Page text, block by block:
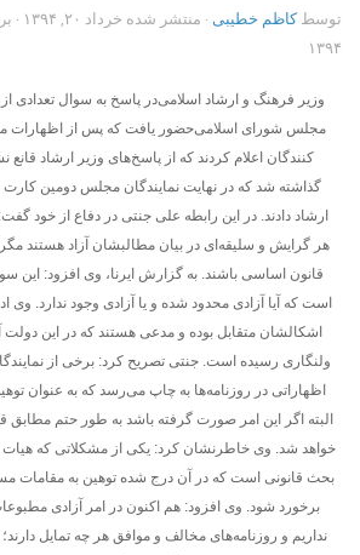
توسطکاظم خطیبی · منتشر شده خرداد ۲۰, ۱۳۹۴ ·
۱۳۹۴
وزیر فرهنگ و ارشاد اسلامی‌در پاسخ به سوال تعدادی
مجلس شورای اسلامی‌حضور یافت که پس از اظهارات
کنندگان اعلام کردند که از پاسخ‌های وزیر ارشاد قانع
گذاشته شد که در نهایت نمایندگان مجلس دومین کارت
ارشاد دادند. در این رابطه علی جنتی در دفاع از خود
هر گرایش و سلیقه‌ای در بیان مطالبشان آزاد هستند
است که آیا آزادی محدود شده و یا آزادی وجود ندارد. وی
اشکالشان متقابل بوده و مدعی هستند که در این دولت
ولنگاری رسیده است. جنتی تصریح کرد: برخی از
اظهاراتی در روزنامه‌ها به چاپ می‌رسد که به عنوان
البته اگر این امر صورت گرفته باشد به طور حتم مطابق
خواهد شد. وی خاطرنشان کرد: یکی از مشکلاتی که
بحث قانونی است که در آن درج شده توهین به مقامات
برخورد شود. وی افزود: هم اکنون در امر آزادی
نداریم و روزنامه‌های مخالف و موافق هر چه تمایل